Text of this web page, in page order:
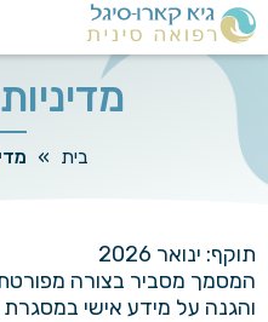
בית »
תוקף: ינואר 2026
המסמך מסביר בצורה מפורטת
והגנה על מידע אישי